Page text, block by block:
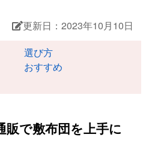
更新日：2023年10月10日
選び方
おすすめ
販で敷布団を上手に